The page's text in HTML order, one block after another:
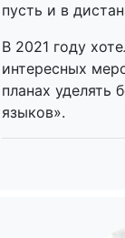
пусть и в
В 2021 году
интересных
планах уделять
языков».